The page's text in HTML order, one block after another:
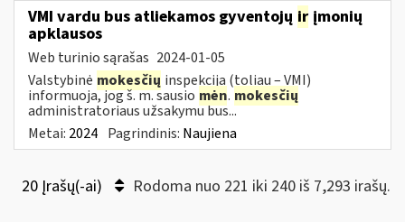
VMI vardu bus atliekamos gyventojų ir įmonių
apklausos
Web turinio sąrašas 2024-01-05
Valstybinė mokesčių inspekcija (toliau – VMI)
informuoja, jog š. m. sausio mėn. mokesčių
administratoriaus užsakymu bus...
Metai: 2024 Pagrindinis: Naujiena
20 Įrašų(-ai) Rodoma nuo 221 iki 240 iš 7,293 irašų.